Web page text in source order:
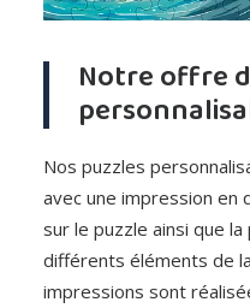
Notre offre
Nos puzzles
avec une impression en
sur le puzzle ainsi que
différents éléments de
impressions sont